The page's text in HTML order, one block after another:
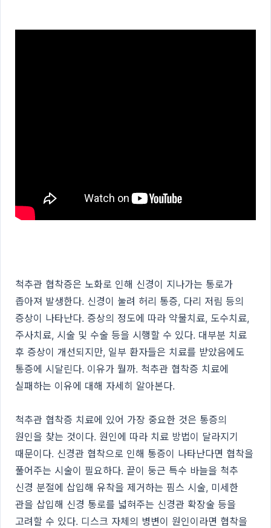
척추관 협착증은 노화로 인해 신경이 지나가는 통로가
좁아져 발생한다. 신경이 눌려 허리 통증, 다리 저림 등의
증상이 나타난다. 증상의 정도에 따라 약물치료, 도수치료,
주사치료, 시술 및 수술 등을 시행할 수 있다. 대부분 치료
후 증상이 개선되지만, 일부 환자들은 치료를 받았음에도
통증에 시달린다. 이유가 뭘까. 척추관 협착증 치료에
실패하는 이유에 대해 자세히 알아본다.
척추관 협착증 치료에 있어 가장 중요한 것은 통증의
원인을 찾는 것이다. 원인에 따라 치료 방법이 달라지기
때문이다. 신경관 협착으로 인해 통증이 나타난다면 협착을
풀어주는 시술이 필요하다. 끝이 둥근 특수 바늘을 척추
신경 분절에 삽입해 유착을 제거하는 핌스 시술, 미세한
관을 삽입해 신경 통로를 넓혀주는 신경관 확장술 등을
고려할 수 있다. 디스크 자체의 병변이 원인이라면 협착을